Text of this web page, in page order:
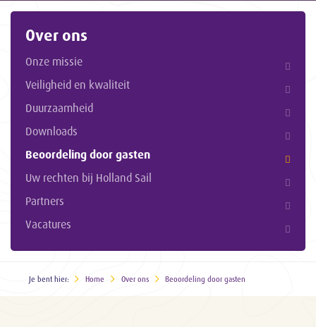
Over ons
Onze missie
Veiligheid en kwaliteit
Duurzaamheid
Downloads
Beoordeling door gasten
Uw rechten bij Holland Sail
Partners
Vacatures
Je bent hier: Home Over ons Beoordeling door gasten